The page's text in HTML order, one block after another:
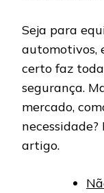
Seja para
automotivos,
certo faz
segurança.
mercado,
artigo.